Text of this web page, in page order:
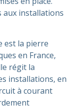
aux installations
est la pierre
en France,
régit la
installations, en
à courant